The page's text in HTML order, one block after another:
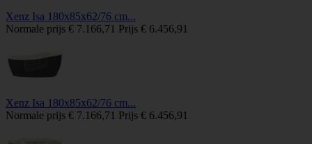
Xenz Isa 180x85x62/76 cm...
Normale prijs € 7.166,71 Prijs € 6.456,91
Xenz Isa 180x85x62/76 cm...
Normale prijs € 7.166,71 Prijs € 6.456,91